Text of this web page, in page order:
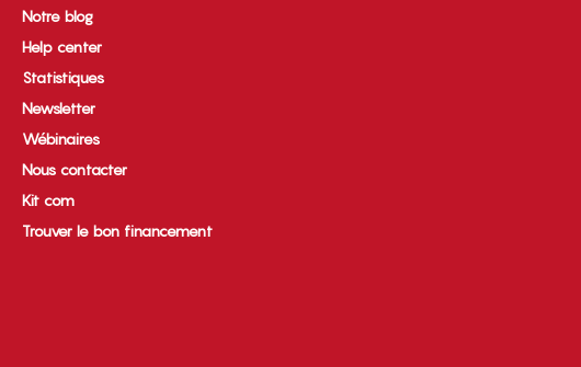
Notre blog
Help center
Statistiques
Newsletter
Wébinaires
Nous contacter
Kit com
Trouver le bon financement